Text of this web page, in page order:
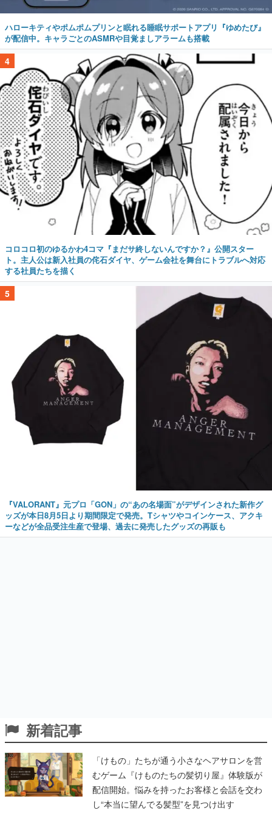
ハローキティやポムポムプリンと眠れる睡眠サポートアプリ『ゆめたび』
が配信中。キャラごとのASMRや目覚ましアラームも搭載
4
コロコロ初のゆるかわ4コマ『まだサ終しないんですか？』公開スター
ト。主人公は新入社員の侘石ダイヤ、ゲーム会社を舞台にトラブルへ対応
する社員たちを描く
5
『VALORANT』元プロ「GON」の“あの名場面”がデザインされた新作グ
ッズが本日8月5日より期間限定で発売。Tシャツやコインケース、アクキ
ーなどが全品受注生産で登場、過去に発売したグッズの再販も
新着記事
「けもの」たちが通う小さなヘアサロンを営
むゲーム『けものたちの髪切り屋』体験版が
配信開始。悩みを持ったお客様と会話を交わ
し“本当に望んでる髪型”を見つけ出す